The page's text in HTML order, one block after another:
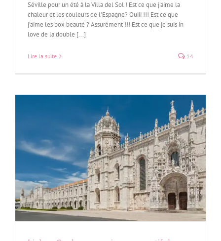
Séville pour un été à la Villa del Sol ! Est ce que j'aime la
chaleur et les couleurs de l'Espagne? Ouiii !!! Est ce que
j'aime les box beauté ? Assurément !!! Est ce que je suis in
love de la double [...]
Lire la suite 14